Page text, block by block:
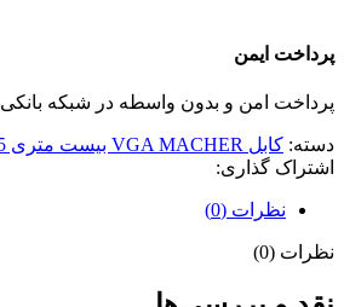
پرداخت ایمن
پرداخت امن و بدون واسطه در شبکه بانکی
دسته: کابل VGA MACHER بیست متری MR 165
اشتراک گذاری:
نظرات (0)
نظرات (0)